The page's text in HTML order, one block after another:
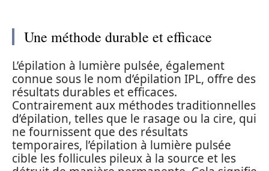
Une méthode durable et efficace
L’épilation à lumière pulsée, également
connue sous le nom d’épilation IPL, offre des
résultats durables et efficaces.
Contrairement aux méthodes traditionnelles
d’épilation, telles que le rasage ou la cire, qui
ne fournissent que des résultats
temporaires, l’épilation à lumière pulsée
cible les follicules pileux à la source et les